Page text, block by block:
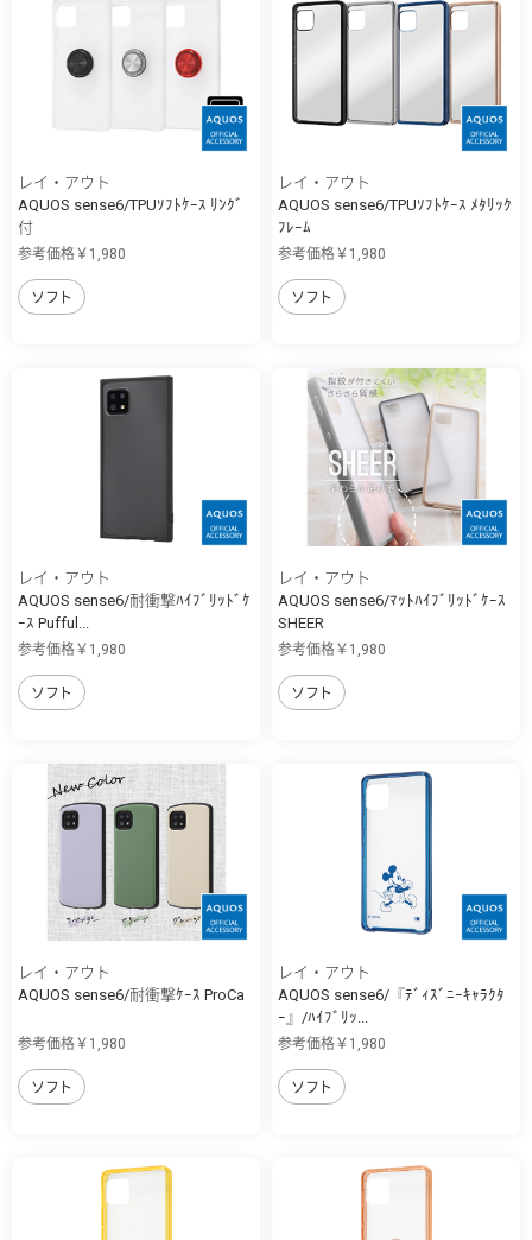
レイ・アウト
AQUOS sense6/TPUｿﾌﾄｹｰｽ ﾘﾝｸﾞ
付
参考価格￥1,980
ソフト
レイ・アウト
AQUOS sense6/TPUｿﾌﾄｹｰｽ ﾒﾀﾘｯｸ
ﾌﾚｰﾑ
参考価格￥1,980
ソフト
レイ・アウト
AQUOS sense6/耐衝撃ﾊｲﾌﾞﾘｯﾄﾞｹ
ｰｽ Pufful...
参考価格￥1,980
ソフト
レイ・アウト
AQUOS sense6/ﾏｯﾄﾊｲﾌﾞﾘｯﾄﾞｹｰｽ
SHEER
参考価格￥1,980
ソフト
レイ・アウト
AQUOS sense6/耐衝撃ｹｰｽ ProCa
参考価格￥1,980
ソフト
レイ・アウト
AQUOS sense6/『ﾃﾞｨｽﾞﾆｰｷｬﾗｸﾀ
ｰ』/ﾊｲﾌﾞﾘｯ...
参考価格￥1,980
ソフト